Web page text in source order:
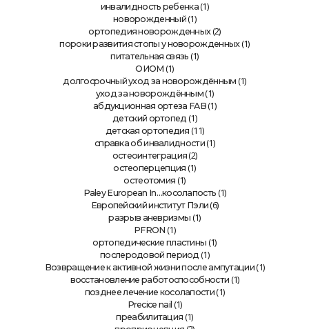
инвалидность ребенка(1)
новорожденный(1)
ортопедия новорожденных(2)
пороки развития стопы у новорожденных(1)
питательная связь (1)
ОИОМ (1)
долгосрочный уход за новорождённым (1)
уход за новорождённым (1)
абдукционная ортеза FAB(1)
детский ортопед (1)
детская ортопедия (11)
справка об инвалидности(1)
остеоинтеграция (2)
остеоперцепция (1)
остеотомия (1)
Paley European In…косолапость (1)
Европейский институт Пэли (6)
разрыв аневризмы (1)
PFRON (1)
ортопедические пластины (1)
послеродовой период (1)
Возвращение к активной жизни после ампутации (1)
восстановление работоспособности (1)
позднее лечение косолапости(1)
Precice nail (1)
преабилитация (1)